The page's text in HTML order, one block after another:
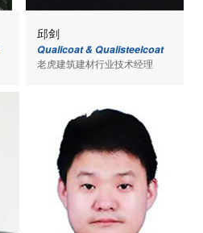
邱剑
Qualicoat & Qualisteelcoat
老虎建筑建材行业技术经理